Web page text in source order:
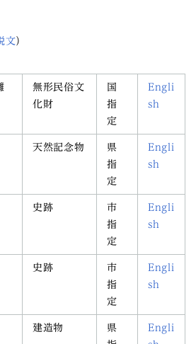
文）
無形民俗文
化財
国
指
定
Engli
sh
天然記念物
県
指
定
Engli
sh
史跡
市
指
定
Engli
sh
史跡
市
指
定
Engli
sh
建造物
県
Engli